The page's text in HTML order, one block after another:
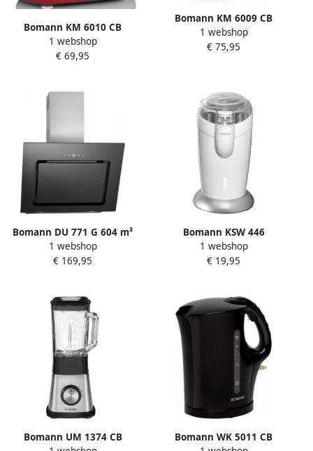
Bomann KM 6010 CB
Keukenmachine 1100 W 5L
Rood Roestvrijstaal
1 webshop
€ 69,95
Bomann KM 6009 CB
Keukenmachine Rood
1 webshop
€ 75,95
Bomann DU 771 G 604 m³
uur Muurmontage Zwart
Zilver A
1 webshop
€ 169,95
Bomann KSW 446
Elektrische Koffiemolen Wit
1 webshop
€ 19,95
Bomann UM 1374 CB
Bomann WK 5011 CB